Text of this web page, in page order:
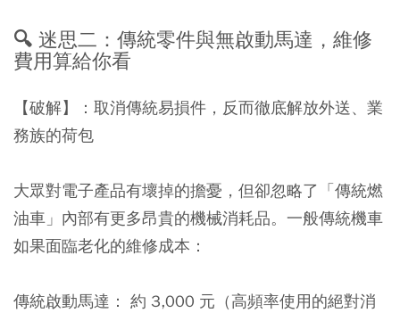
🔍 迷思二：傳統零件與無啟動馬達，維修
費用算給你看
【破解】： 取消傳統易損件，反而徹底解放外送、業
務族的荷包
大眾對電子產品有壞掉的擔憂，但卻忽略了「傳統燃
油車」內部有更多昂貴的機械消耗品。一般傳統機車
如果面臨老化的維修成本：
傳統啟動馬達： 約 3,000 元（高頻率使用的絕對消